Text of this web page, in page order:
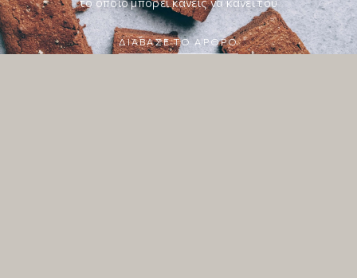
ΔΙΆΒΑΣΕ ΤΟ ΆΡΘΡΟ
ΔΙΆΒΑΣΕ ΤΟ ΆΡΘΡΟ